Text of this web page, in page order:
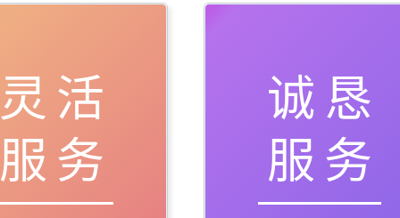
灵活
服务
诚恳
服务